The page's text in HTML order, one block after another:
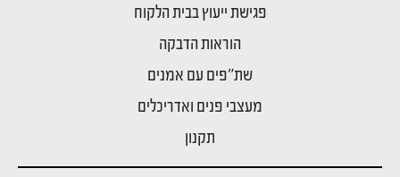
פגישת ייעוץ בבית הלקוח
הוראות הדבקה
שת"פים עם אמנים
מעצבי פנים ואדריכלים
תקנון